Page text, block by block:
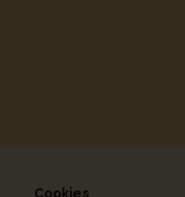
Cookies